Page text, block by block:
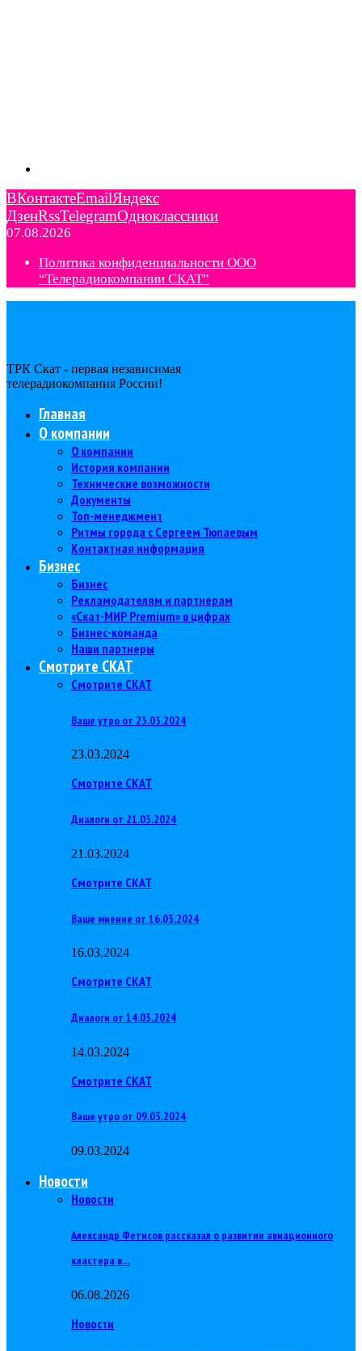
ВКонтактеEmailЯндекс
ДзенRssTelegramОдноклассники
07.08.2026
Политика конфиденциальности ООО
“Телерадиокомпании СКАТ”
ТРК Скат - первая независимая
телерадиокомпания Роcсии!
Главная
О компании
О компании
История компании
Технические возможности
Документы
Топ-менеджмент
Ритмы города с Сергеем Тюпаевым
Контактная информация
Бизнес
Бизнес
Рекламодателям и партнерам
«Скат-МИР Premium» в цифрах
Бизнес-команда
Наши партнеры
Смотрите СКАТ
Смотрите СКАТ
Ваше утро от 23.03.2024
23.03.2024
Смотрите СКАТ
Диалоги от 21.03.2024
21.03.2024
Смотрите СКАТ
Ваше мнение от 16.03.2024
16.03.2024
Смотрите СКАТ
Диалоги от 14.03.2024
14.03.2024
Смотрите СКАТ
Ваше утро от 09.03.2024
09.03.2024
Новости
Новости
Александр Фетисов рассказал о развитии авиационного
кластера в…
06.08.2026
Новости